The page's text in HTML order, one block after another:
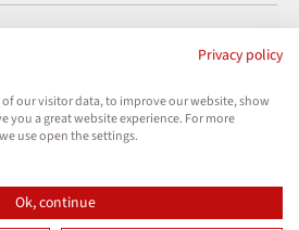
Privacy policy
of our visitor data, to improve our website, show
you a great website experience. For more
use open the settings.
Ok, continue